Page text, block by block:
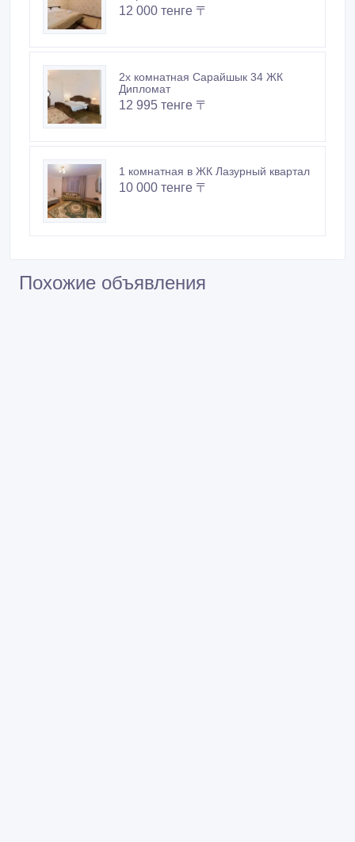
12 000 тенге 〒
2х комнатная Сарайшык 34 ЖК
Дипломат
12 995 тенге 〒
1 комнатная в ЖК Лазурный квартал
10 000 тенге 〒
Похожие объявления